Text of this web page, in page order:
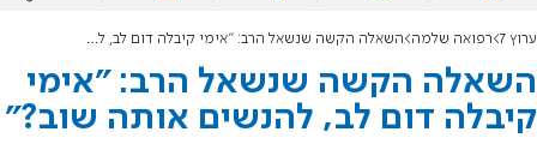
ערוץ 7 רפואה שלמה השאלה הקשה שנשאל הרב: "אימי קיבלה דום לב, להנשים אותה שוב?"
השאלה הקשה שנשאל הרב: "אימי
קיבלה דום לב, להנשים אותה שוב?"